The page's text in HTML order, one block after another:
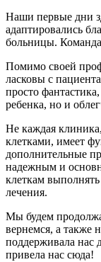
Наши первые дни
адаптировались
больницы.
Помимо своей
ласковы с
просто
ребенка, но и
Не каждая
клетками, имеет
дополнительные
надежным и
клеткам
лечения.
Мы будем
вернемся, а также
поддерживала нас
привела нас сюда!